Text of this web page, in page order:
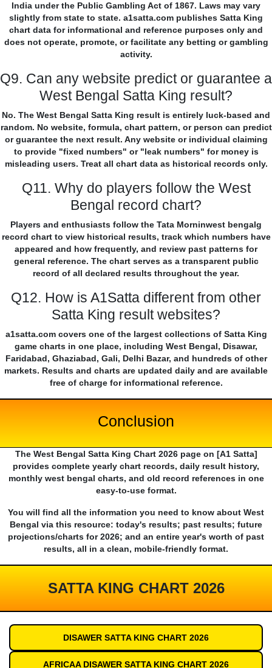
India under the Public Gambling Act of 1867. Laws may vary
slightly from state to state. a1satta.com publishes Satta King
chart data for informational and reference purposes only and
does not operate, promote, or facilitate any betting or gambling
activity.
Q9. Can any website predict or guarantee a
West Bengal Satta King result?
No. The West Bengal Satta King result is entirely luck-based and
random. No website, formula, chart pattern, or person can predict
or guarantee the next result. Any website or individual claiming
to provide "fixed numbers" or "leak numbers" for money is
misleading users. Treat all chart data as historical records only.
Q11. Why do players follow the West
Bengal record chart?
Players and enthusiasts follow the Tata Morninwest bengalg
record chart to view historical results, track which numbers have
appeared and how frequently, and review past patterns for
general reference. The chart serves as a transparent public
record of all declared results throughout the year.
Q12. How is A1Satta different from other
Satta King result websites?
a1satta.com covers one of the largest collections of Satta King
game charts in one place, including West Bengal, Disawar,
Faridabad, Ghaziabad, Gali, Delhi Bazar, and hundreds of other
markets. Results and charts are updated daily and are available
free of charge for informational reference.
Conclusion
The West Bengal Satta King Chart 2026 page on [A1 Satta]
provides complete yearly chart records, daily result history,
monthly west bengal charts, and old record references in one
easy-to-use format.
You will find all the information you need to know about West
Bengal via this resource: today's results; past results; future
projections/charts for 2026; and an entire year's worth of past
results, all in a clean, mobile-friendly format.
SATTA KING CHART 2026
DISAWER SATTA KING CHART 2026
AFRICAA DISAWER SATTA KING CHART 2026